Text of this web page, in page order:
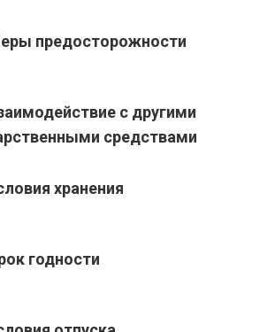
предосторожности
с другими
средствами
хранения
годности